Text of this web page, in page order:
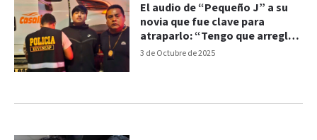
3 de Octubre de 2025
El audio de “Pequeño J” a su
novia que fue clave para
atraparlo: “Tengo que arreglar
este problema”